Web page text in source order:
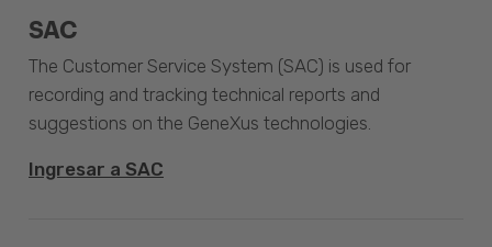
SAC
The Customer Service System (SAC) is used for
recording and tracking technical reports and
suggestions on the GeneXus technologies.
Ingresar a SAC